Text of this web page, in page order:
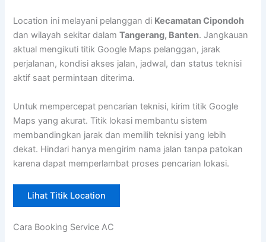
Location ini melayani pelanggan di Kecamatan Cipondoh
dan wilayah sekitar dalamTangerang, Banten. Jangkauan
aktual mengikuti titik Google Maps pelanggan, jarak
perjalanan, kondisi akses jalan, jadwal, dan status teknisi
aktif saat permintaan diterima.
Untuk mempercepat pencarian teknisi, kirim titik Google
Maps yang akurat. Titik lokasi membantu sistem
membandingkan jarak dan memilih teknisi yang lebih
dekat. Hindari hanya mengirim nama jalan tanpa patokan
karena dapat memperlambat proses pencarian lokasi.
Lihat Titik Location
Cara Booking Service AC